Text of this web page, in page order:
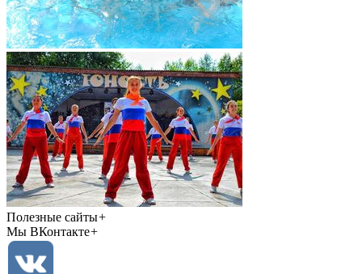
Полезные сайты+
Мы ВКонтакте+